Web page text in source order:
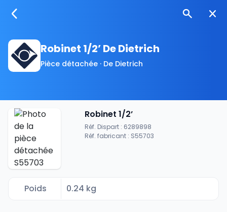
Robinet 1/2’ De Dietrich
Pièce détachée · De Dietrich
Robinet 1/2’
Réf. Dispart : 6289898
Réf. fabricant : S55703
Poids 0.24 kg